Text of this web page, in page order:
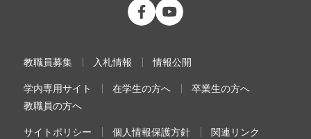
公立大学法人 福島県立医科大学
教職員募集 入札情報 情報公開
学内専用サイト 在学生の方へ
卒業生の方へ
教職員の方へ
サイトポリシー 個人情報保護方針
関連リンク